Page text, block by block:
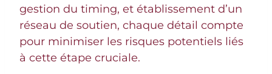
gestion du timing, et établissement d’un
réseau de soutien, chaque détail compte
pour minimiser les risques potentiels liés
à cette étape cruciale.